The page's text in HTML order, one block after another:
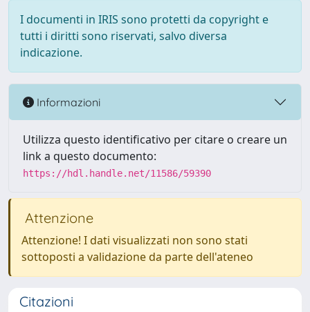
I documenti in IRIS sono protetti da copyright e
tutti i diritti sono riservati, salvo diversa
indicazione.
Informazioni
Utilizza questo identificativo per citare o creare un
link a questo documento:
https://hdl.handle.net/11586/59390
Attenzione
Attenzione! I dati visualizzati non sono stati
sottoposti a validazione da parte dell'ateneo
Citazioni